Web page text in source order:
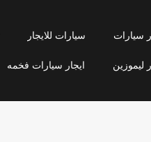
سيارات سيارات للايجار
ليموزين ايجار سيارات فخمه